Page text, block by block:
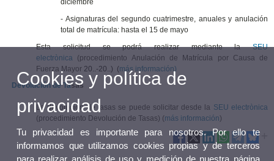
- Asignaturas del segundo cuatrimestre, anuales y anulación
total de matrícula: hasta el 15 de mayo
Esta solicitud se podrá realizar mediante laSEU
electrònica (procedimiento Anulación de Matrícula por Causa de
Fuerza Mayor 20..-20..) (más información)
Devolución de Tasas
La devolución de tasas se puede solicitar desde la SEU electrònica
(procedimiento Devolución de Tasas) (más información)
Cookies y política de
privacidad
Tu privacidad es importante para nosotros. Por ello te
informamos que utilizamos cookies propias y de terceros
para realizar análisis de uso y medición de nuestra página